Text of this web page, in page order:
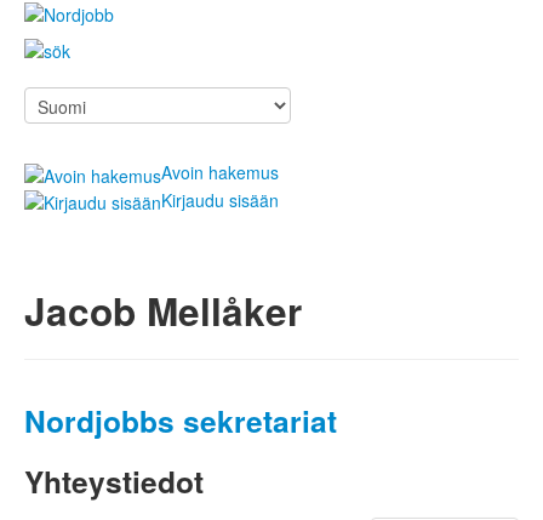
Avoin hakemus
Kirjaudu sisään
Hae töitä
Ajankohtaista
Yhteystiedot
Hae töitä
Jacob Mellåker
Nordjobbs sekretariat
Yhteystiedot